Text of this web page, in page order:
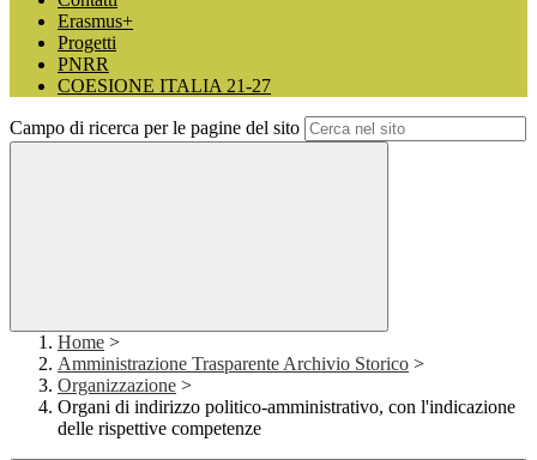
Erasmus+
Progetti
PNRR
COESIONE ITALIA 21-27
Campo di ricerca per le pagine del sito
Home >
Amministrazione Trasparente Archivio Storico >
Organizzazione >
Organi di indirizzo politico-amministrativo, con l'indicazione
delle rispettive competenze